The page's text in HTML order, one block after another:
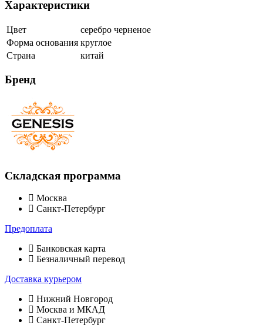
Характеристики
Цвет
серебро черненое
Форма основания круглое
Страна
китай
Бренд
Складская программа
Москва
Санкт-Петербург
Предоплата
Банковская карта
Безналичный перевод
Доставка курьером
Нижний Новгород
Москва и МКАД
Санкт-Петербург